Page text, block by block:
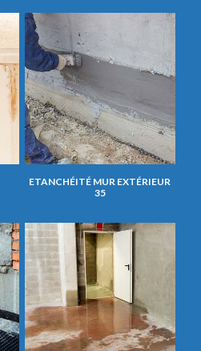
ETANCHÉITÉ MUR EXTÉRIEUR
35